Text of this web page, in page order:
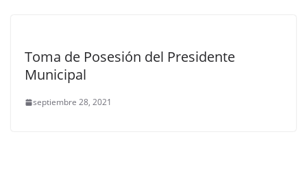
Toma de Posesión del Presidente
Municipal
septiembre 28, 2021